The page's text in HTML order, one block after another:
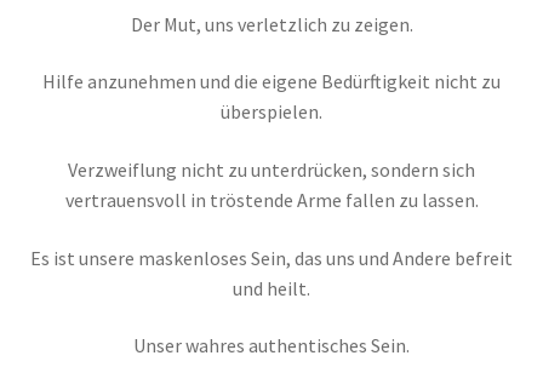
Der Mut, uns verletzlich zu zeigen.
Hilfe anzunehmen und die eigene Bedürftigkeit nicht zu
überspielen.
Verzweiflung nicht zu unterdrücken, sondern sich
vertrauensvoll in tröstende Arme fallen zu lassen.
Es ist unsere maskenloses Sein, das uns und Andere befreit
und heilt.
Unser wahres authentisches Sein.